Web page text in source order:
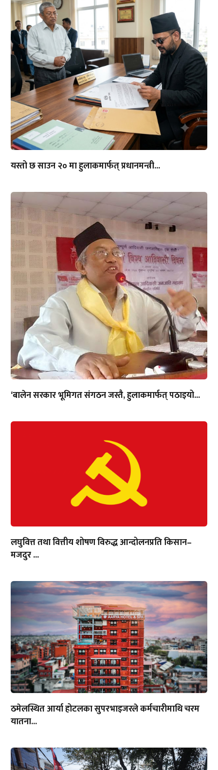
यस्तो छ साउन २० मा हुलाकमार्फत् प्रधानमन्त्री...
‘बालेन सरकार भूमिगत संगठन जस्तै, हुलाकमार्फत् पठाइयो...
लघुवित्त तथा वित्तीय शोषण विरुद्ध आन्दोलनप्रति किसान–
मजदुर ...
ठमेलस्थित आर्या होटलका सुपरभाइजरले कर्मचारीमाथि चरम
यातना...